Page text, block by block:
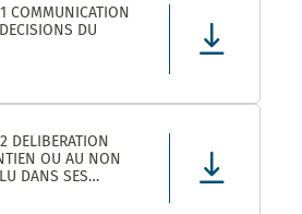
DU
OU AU NON
DANS SES
AU MAIRE